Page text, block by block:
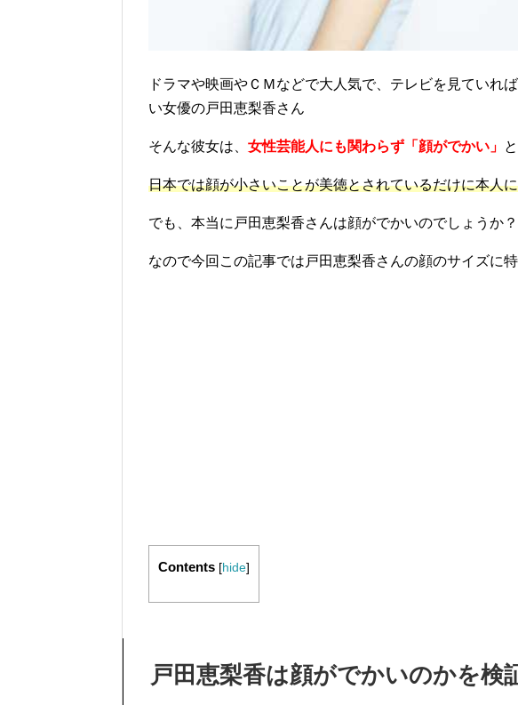
ドラマや映画やＣＭなどで大人気で、テレビを見ていれ
い女優の戸田恵梨香さん
そんな彼女は、 女性芸能人にも関わらず「顔がでかい」
日本では顔が小さいことが美徳とされているだけに本人
でも、本当に戸田恵梨香さんは顔がでかいのでしょうか
なので今回この記事では戸田恵梨香さんの顔のサイズに
Contents [hide]
戸田恵梨香は顔がでかいのかを検